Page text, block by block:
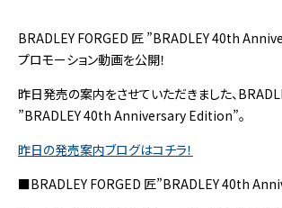
BRADLEY FORGED 匠 ”BRADLEY 40th
プロモーション動画を公開！
昨日発売の案内をさせていただきました、
”BRADLEY 40th Anniversary Edition”。
昨日の発売案内ブログはコチラ！
■BRADLEY FORGED 匠”BRADLEY 40th